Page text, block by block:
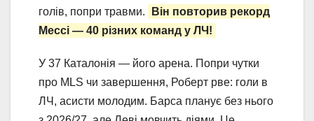
голів, попри травми.
Він повторив рекорд
Мессі — 40 різних команд у ЛЧ!
У 37 Каталонія — його арена. Попри чутки
про MLS чи завершення, Роберт рве: голи в
ЛЧ, асисти молодим. Барса планує без нього